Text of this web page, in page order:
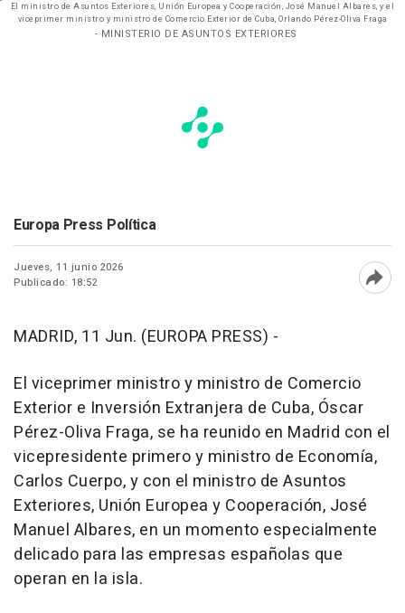
El ministro de Asuntos Exteriores, Unión Europea y Cooperación, José Manuel Albares, y el
viceprimer ministro y ministro de Comercio Exterior de Cuba, Orlando Pérez-Oliva Fraga
- MINISTERIO DE ASUNTOS EXTERIORES
Europa Press Política
Jueves, 11 junio 2026
Publicado: 18:52
MADRID, 11 Jun. (EUROPA PRESS) -
El viceprimer ministro y ministro de Comercio
Exterior e Inversión Extranjera de Cuba, Óscar
Pérez-Oliva Fraga, se ha reunido en Madrid con el
vicepresidente primero y ministro de Economía,
Carlos Cuerpo, y con el ministro de Asuntos
Exteriores, Unión Europea y Cooperación, José
Manuel Albares, en un momento especialmente
delicado para las empresas españolas que
operan en la isla.